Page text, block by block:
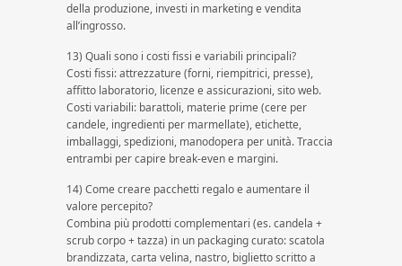
della produzione, investi in marketing e vendita
all’ingrosso.
13) Quali sono i costi fissi e variabili principali?
Costi fissi: attrezzature (forni, riempitrici, presse),
affitto laboratorio, licenze e assicurazioni, sito web.
Costi variabili: barattoli, materie prime (cere per
candele, ingredienti per marmellate), etichette,
imballaggi, spedizioni, manodopera per unità. Traccia
entrambi per capire break-even e margini.
14) Come creare pacchetti regalo e aumentare il
valore percepito?
Combina più prodotti complementari (es. candela +
scrub corpo + tazza) in un packaging curato: scatola
brandizzata, carta velina, nastro, biglietto scritto a